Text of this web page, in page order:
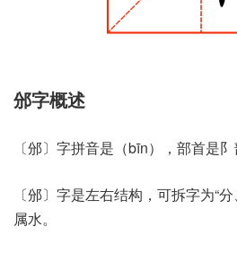
邠字概述
〔邠〕字拼音是（bīn），部首是
〔邠〕字是左右结构，可拆字为“
属水。